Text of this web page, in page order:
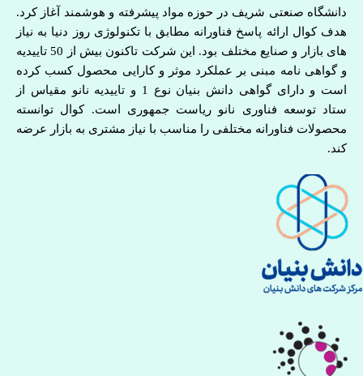
دانشگاه صنعتی شریف در حوزه مواد پیشرفته و هوشمند آغاز کرد.
هدف کوال ارائه پاسخ فناورانه مطابق با تکنولوژی روز دنیا به نیاز
های بازار و صنایع مختلف بود. این شرکت تاکنون بیش از 50 تاییدیه
و گواهی نامه مبنی بر عملکرد موثر و کارایی محصول کسب کرده
است و دارای گواهی دانش بنیان نوع 1 و تاییدیه نانو مقیاس از
ستاد توسعه فناوری نانو ریاست جمهوری است. کوال توانسته
محصولات فناورانه مختلفی را مناسب با نیاز مشتری به بازار عرضه
کند.